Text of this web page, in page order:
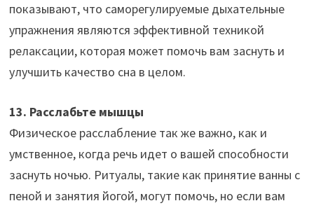
показывают, что саморегулируемые дыхательные
упражнения являются эффективной техникой
релаксации, которая может помочь вам заснуть и
улучшить качество сна в целом.
13. Расслабьте мышцы
Физическое расслабление так же важно, как и
умственное, когда речь идет о вашей способности
заснуть ночью. Ритуалы, такие как принятие ванны с
пеной и занятия йогой, могут помочь, но если вам